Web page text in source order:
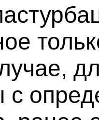
с